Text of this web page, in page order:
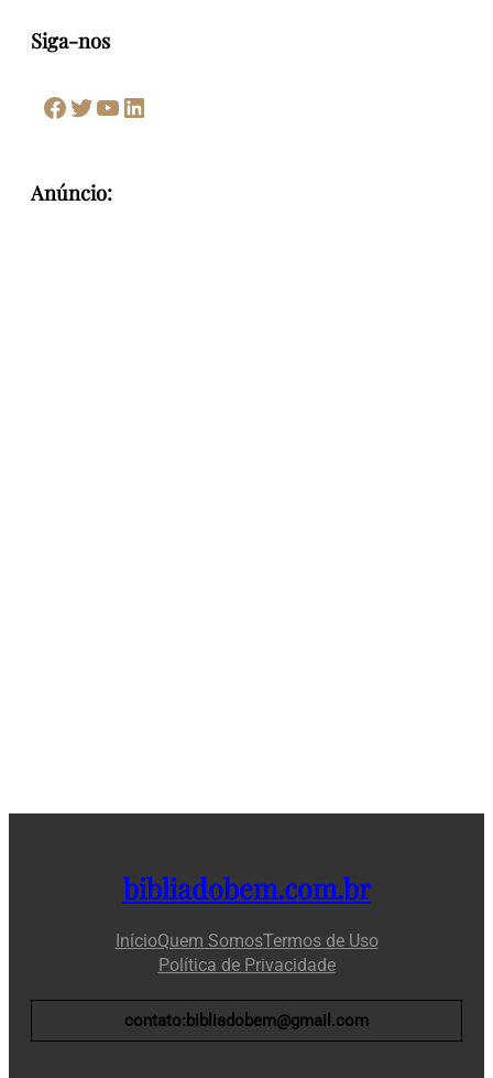
Siga-nos
Facebook Twitter Youtube LinkedIn
Anúncio:
bibliadobem.com.br
InícioQuem SomosTermos de Uso
Política de Privacidade
contato:bibliadobem@gmail.com